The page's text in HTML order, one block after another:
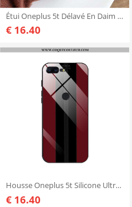
Étui Oneplus 5t Délavé En Daim Rouge Protection, Coque Oneplus 5t Personnalité Fluide Doux
€ 16.40
Housse Oneplus 5t Silicone Ultra Tendance, Étui Oneplus 5t Protection Créatif Rouge
€ 16.40